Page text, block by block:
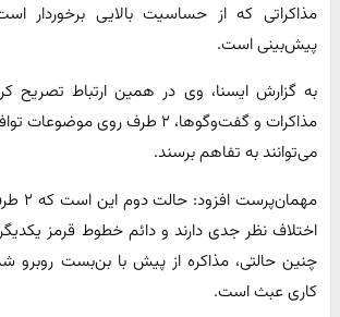
مذاکراتی که از حساسیت بالایی برخوردار
پیش‌بینی است.
به گزارش ایسنا، وی در همین ارتباط تصریح
مذاکرات و گفت‌وگوها، ۲ طرف روی
می‌توانند به تفاهم برسند.
اختلاف نظر جدی دارند و دائم خطوط قرمز
چنین حالتی، مذاکره از پیش با بن‌بست روبرو
کاری عبث است.